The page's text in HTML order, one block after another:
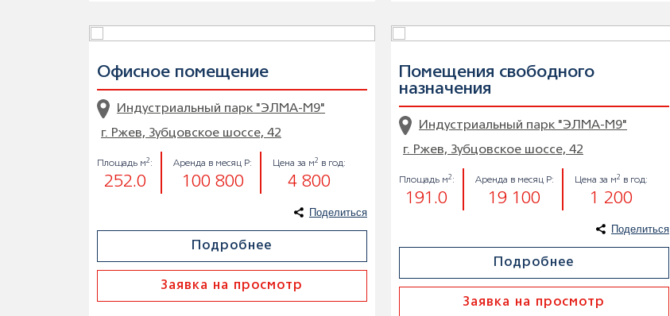
Офисное помещение
Индустриальный парк "ЭЛМА-М9"
г. Ржев, Зубцовское шоссе, 42
Площадь м2 :
252.0
Аренда в месяц Р:
100 800
Цена за м2 в год:
4 800
Поделиться
Подробнее
Заявка на просмотр
Помещения свободного
назначения
Индустриальный парк "ЭЛМА-М9"
г. Ржев, Зубцовское шоссе, 42
Площадь м2 :
191.0
Аренда в месяц Р:
19 100
Цена за м2 в год:
1 200
Поделиться
Подробнее
Заявка на просмотр